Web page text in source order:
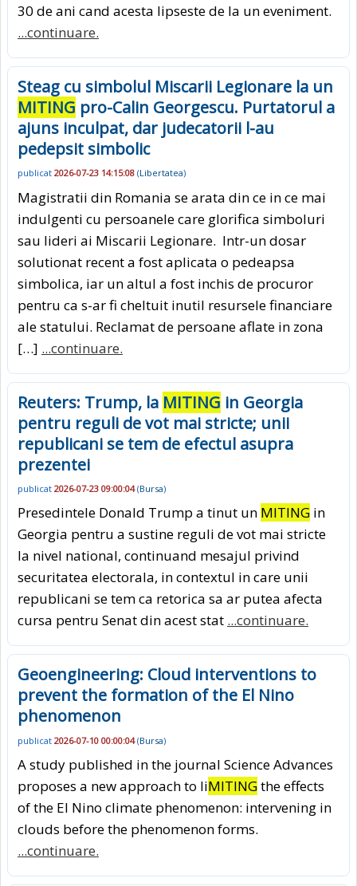
30 de ani cand acesta lipseste de la un eveniment.
...continuare.
Steag cu simbolul Miscarii Legionare la un
MITING pro-Calin Georgescu. Purtatorul a
ajuns inculpat, dar judecatorii l-au
pedepsit simbolic
publicat 2026-07-23 14:15:08 (Libertatea)
Magistratii din Romania se arata din ce in ce mai
indulgenti cu persoanele care glorifica simboluri
sau lideri ai Miscarii Legionare. Intr-un dosar
solutionat recent a fost aplicata o pedeapsa
simbolica, iar un altul a fost inchis de procuror
pentru ca s-ar fi cheltuit inutil resursele financiare
ale statului. Reclamat de persoane aflate in zona
[…] ...continuare.
Reuters: Trump, la MITING in Georgia
pentru reguli de vot mai stricte; unii
republicani se tem de efectul asupra
prezentei
publicat 2026-07-23 09:00:04(Bursa)
Presedintele Donald Trump a tinut un MITING in
Georgia pentru a sustine reguli de vot mai stricte
la nivel national, continuand mesajul privind
securitatea electorala, in contextul in care unii
republicani se tem ca retorica sa ar putea afecta
cursa pentru Senat din acest stat ...continuare.
Geoengineering: Cloud interventions to
prevent the formation of the El Nino
phenomenon
publicat 2026-07-10 00:00:04(Bursa)
A study published in the journal Science Advances
proposes a new approach to liMITINGthe effects
of the El Nino climate phenomenon: intervening in
clouds before the phenomenon forms.
...continuare.